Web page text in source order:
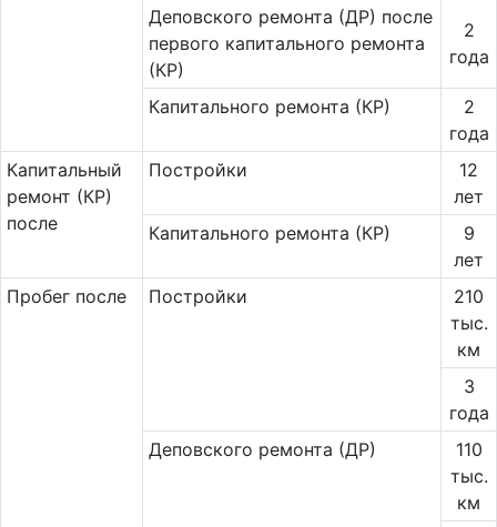
Деповского ремонта (ДР) после
первого капитального ремонта
(КР)
2
года
Капитального ремонта (КР)
2
года
Ка­пи­таль­ный
ремонт (КР)
после
Постройки
12
лет
Капитального ремонта (КР)
9
лет
Пробег после
Постройки
210
тыс.
км
3
года
Деповского ремонта (ДР)
110
тыс.
км